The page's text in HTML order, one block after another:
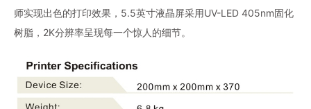
师实现出色的打印效果，5.5英寸液晶屏采用UV-LED 405nm固化
树脂，2K分辨率呈现每一个惊人的细节。